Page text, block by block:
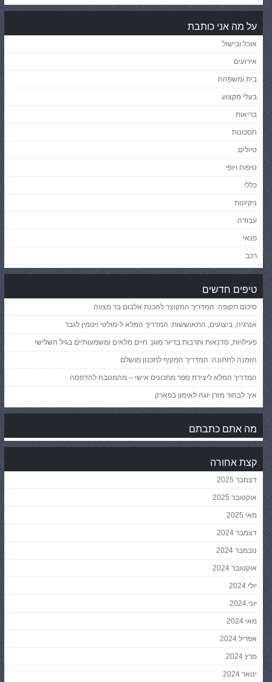
על מה אני כותבת
אוכל ובישול
אירועים
בית ומשפחה
בעלי מקצוע
בריאות
חסכונות
טיולים
טיפוח ויופי
כללי
ניקיונות
עבודה
פנאי
רכב
טיפים חדשים
סיכום תקופה: המדריך המקוצר להכנת אלבום בר מצווה
אנרגיה, ביצועים, התאוששות: המדריך המלא ל-מולטי ויטמין לגבר
פעילויות, סדנאות ותרבות בדיור מוגן: חיים מלאים ומשמעותיים בגיל השלישי
הזמנה לחתונה: המדריך המקיף לתכנון מושלם
המדריך המלא ליצירת ספר מתכונים אישי – מהמטבח להדפסה
איך לבחור מזרן יוגה לאימון בפארק
מה אתם כתבתם
קצת אחורה
דצמבר 2025
אוקטובר 2025
מאי 2025
דצמבר 2024
נובמבר 2024
אוקטובר 2024
יולי 2024
יוני 2024
מאי 2024
אפריל 2024
מרץ 2024
ינואר 2024